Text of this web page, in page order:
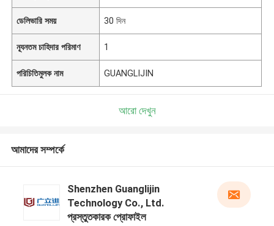
ডেলিভারি সময় 30 দিন
ন্যূনতম চাহিদার পরিমাণ 1
পরিচিতিমুলক নাম GUANGLIJIN
আরো দেখুন
আমাদের সম্পর্কে
Shenzhen Guanglijin
Technology Co., Ltd.
প্রস্তুতকারক প্রোফাইল